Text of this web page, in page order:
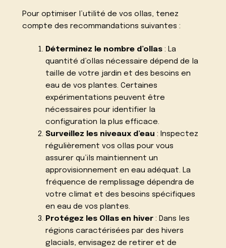
Pour optimiser l’utilité de vos ollas, tenez
compte des recommandations suivantes :
Déterminez le nombre d’ollas: La
quantité d’ollas nécessaire dépend de la
taille de votre jardin et des besoins en
eau de vos plantes. Certaines
expérimentations peuvent être
nécessaires pour identifier la
configuration la plus efficace.
Surveillez les niveaux d’eau : Inspectez
régulièrement vos ollas pour vous
assurer qu’ils maintiennent un
approvisionnement en eau adéquat. La
fréquence de remplissage dépendra de
votre climat et des besoins spécifiques
en eau de vos plantes.
Protégez les Ollas en hiver: Dans les
régions caractérisées par des hivers
glacials, envisagez de retirer et de